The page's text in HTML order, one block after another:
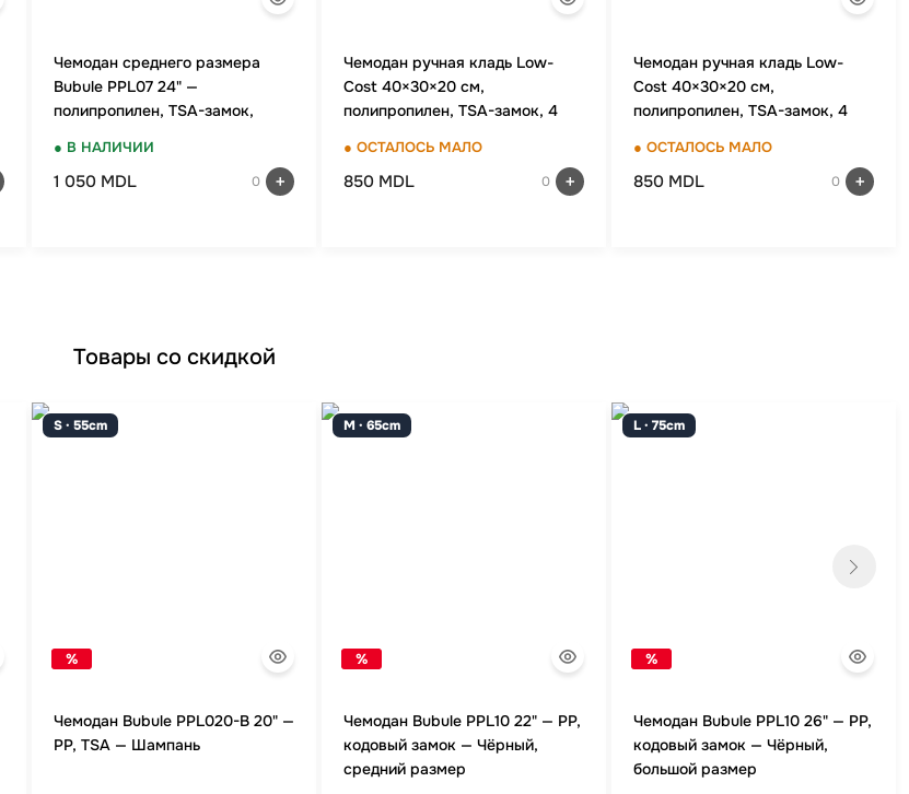
Чемодан среднего размера
Bubule PPL07 24" —
полипропилен, TSA-замок,
● В НАЛИЧИИ
1 050 MDL 0
Чемодан ручная кладь Low-
Cost 40×30×20 см,
полипропилен, TSA-замок, 4
Яблоко
● ОСТАЛОСЬ МАЛО
850 MDL 0
Чемодан ручная кладь Low-
Cost 40×30×20 см,
полипропилен, TSA-замок, 4
● ОСТАЛОСЬ МАЛО
850 MDL 0
Товары со скидкой
S · 55cm
%
Чемодан Bubule PPL020-B 20" —
PP, TSA — Шампань
M · 65cm
%
Чемодан Bubule PPL10 22" — PP,
кодовый замок — Чёрный,
средний размер
L · 75cm
%
Чемодан Bubule PPL10 26" — PP,
кодовый замок — Чёрный,
большой размер